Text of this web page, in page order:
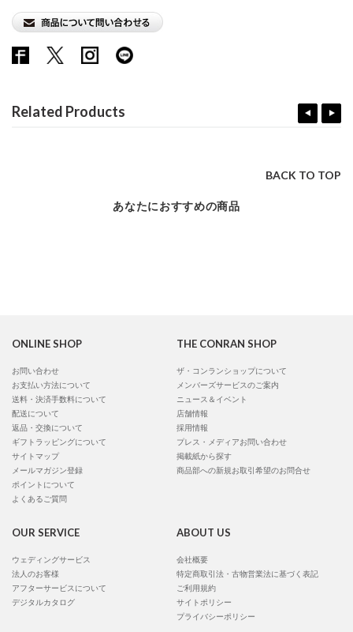
Related Products
BACK TO TOP
あなたにおすすめの商品
ONLINE SHOP
お問い合わせ
お支払い方法について
送料・決済手数料について
配送について
返品・交換について
ギフトラッピングについて
サイトマップ
メールマガジン登録
ポイントについて
よくあるご質問
THE CONRAN SHOP
ザ・コンランショップについて
メンバーズサービスのご案内
ニュース＆イベント
店舗情報
採用情報
プレス・メディアお問い合わせ
掲載紙から探す
商品部への新規お取引希望のお問合せ
OUR SERVICE
ウェディングサービス
法人のお客様
アフターサービスについて
デジタルカタログ
ABOUT US
会社概要
特定商取引法・古物営業法に基づく表記
ご利用規約
サイトポリシー
プライバシーポリシー